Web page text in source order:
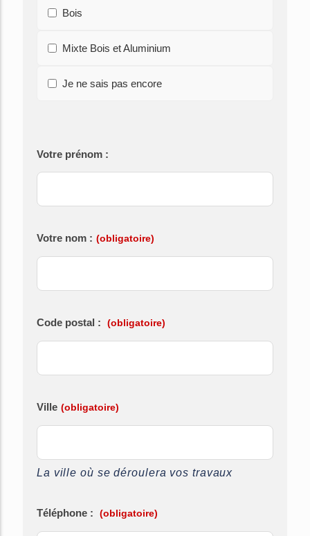
Bois
Mixte Bois et Aluminium
Je ne sais pas encore
Votre prénom :
Votre nom : (obligatoire)
Code postal : (obligatoire)
Ville (obligatoire)
La ville où se déroulera vos travaux
Téléphone : (obligatoire)